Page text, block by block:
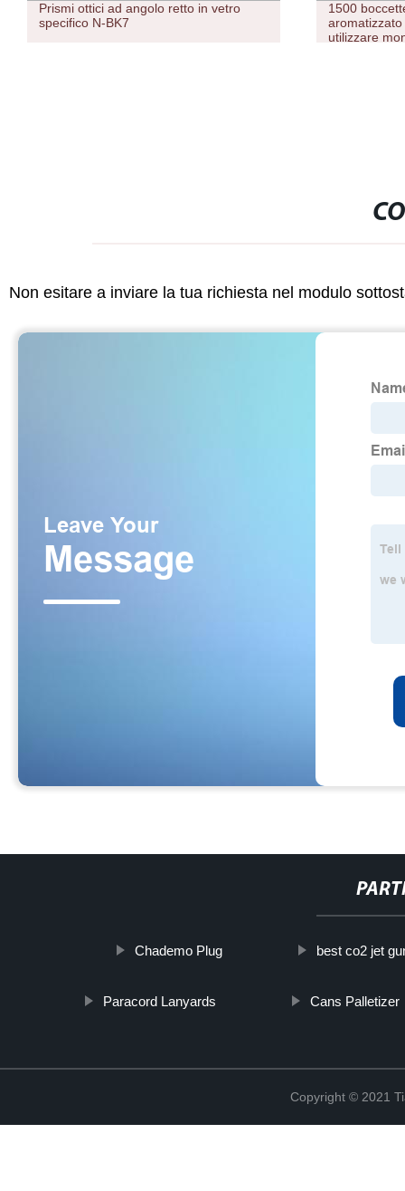
1500 boccette di succo di nicotina
aromatizzato pre-riempito una volta da
Prezzo
Standard
Non esitare a inviare la tua richiesta nel modulo
Chademo Plug best co2 jet
Paracord Lanyards Cans Palletizer
Copyright © 2021